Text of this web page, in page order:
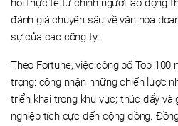
hồi thực tế từ chính người lao động
đánh giá chuyên sâu về văn hóa
sự của các công ty.
Theo Fortune, việc công bố Top 100
trọng: công nhận những chiến lược
triển khai trong khu vực; thúc đẩy và
nghiệp tích cực đến cộng đồng.